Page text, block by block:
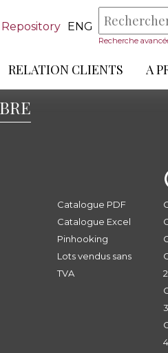
Repository ENG
Recherche
RELATION CLIENTS A
Catalogue PDF
Catalogue Excel
Pinhooking
Lots vendus sans
TVA
2
3
4